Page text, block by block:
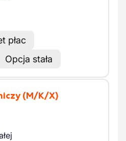
płac
Opcja stała
(M/K/X)